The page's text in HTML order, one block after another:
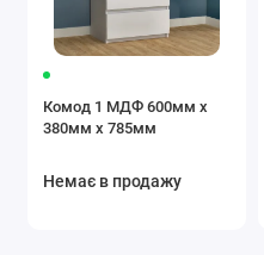
Комод 1 МДФ 600мм x
380мм x 785мм
Немає в продажу